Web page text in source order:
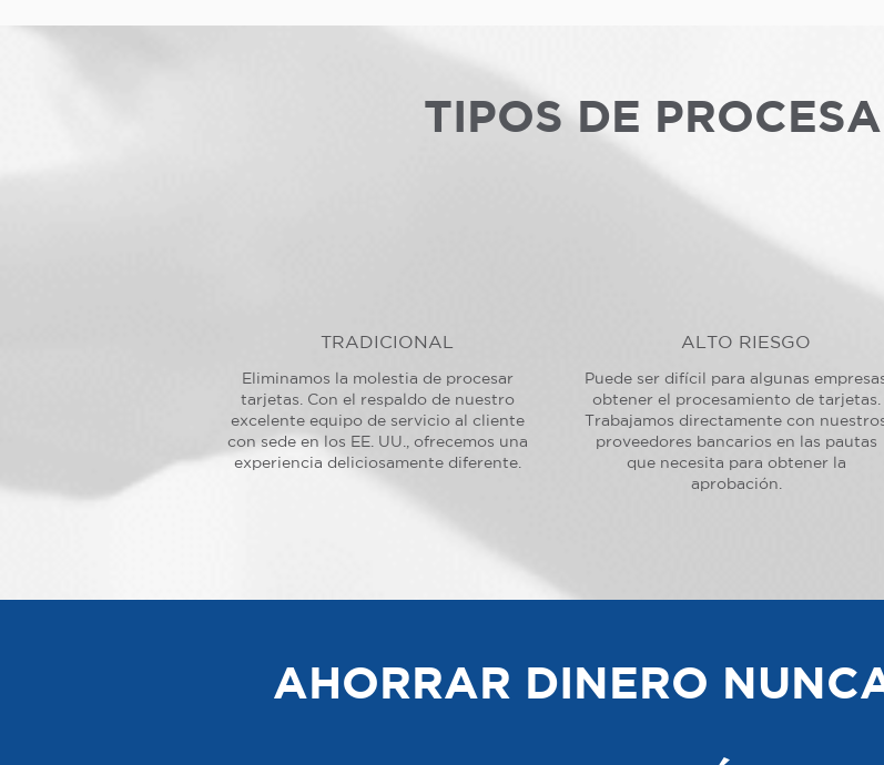
TIPOS DE
TRADICIONAL
Eliminamos la molestia de procesar
tarjetas. Con el respaldo de nuestro
excelente equipo de servicio al cliente
con sede en los EE. UU., ofrecemos una
experiencia deliciosamente diferente.
ALTO RIESGO
Puede ser difícil para algunas
obtener el procesamiento de tarjetas.
Trabajamos directamente con
proveedores bancarios en las pautas
que necesita para obtener la
aprobación.
AHORRAR DINERO